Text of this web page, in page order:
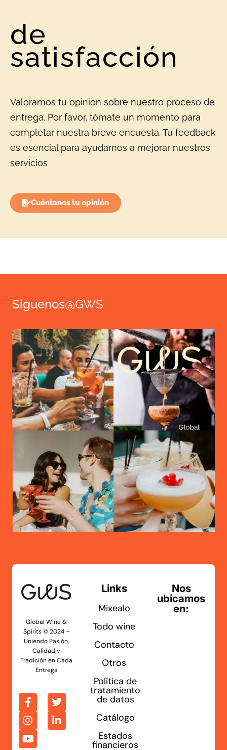
de
satisfacción
Valoramos tu opinión sobre nuestro proceso de
entrega. Por favor, tómate un momento para
completar nuestra breve encuesta. Tu feedback
es esencial para ayudarnos a mejorar nuestros
servicios
Cuéntanos tu opinión
Siguenos@GWS
Global Wine &
Spirits © 2024 –
Uniendo Pasión,
Calidad y
Tradición en Cada
Entrega
Links
Mixealo
Todo wine
Contacto
Otros
Política de
tratamiento
de datos
Catálogo
Estados
financieros
Nos
ubicamos
en: